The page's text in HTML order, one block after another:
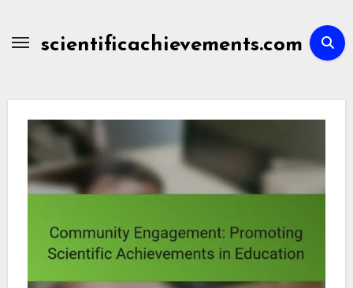
contentscientificachievements.com